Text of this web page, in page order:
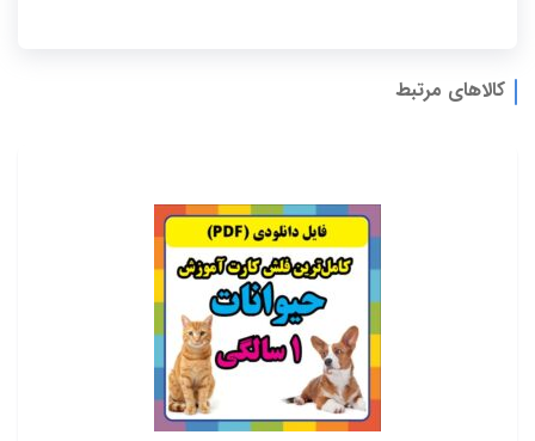
کالاهای مرتبط